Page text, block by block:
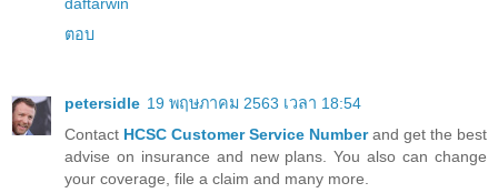
daftarwin
ตอบ
petersidle 19 พฤษภาคม 2563 เวลา 18:54
Contact HCSC Customer Service Numberand get the best
advise on insurance and new plans. You also can change
your coverage, file a claim and many more.